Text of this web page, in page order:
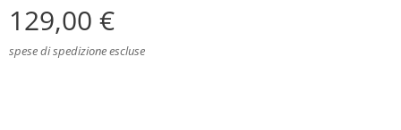
129,00 €
spese di spedizione escluse